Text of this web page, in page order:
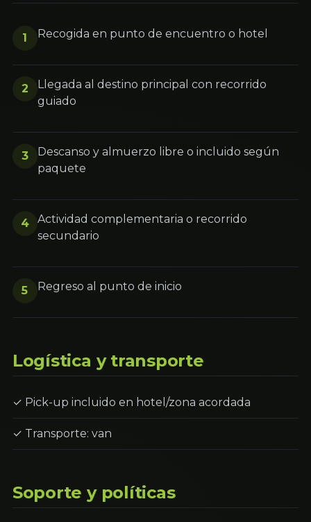
1 Recogida en punto de encuentro o hotel
2
Llegada al destino principal con recorrido
guiado
3
Descanso y almuerzo libre o incluido según
paquete
4
Actividad complementaria o recorrido
secundario
5 Regreso al punto de inicio
Logística y transporte
✓ Pick-up incluido en hotel/zona acordada
✓ Transporte: van
Soporte y políticas